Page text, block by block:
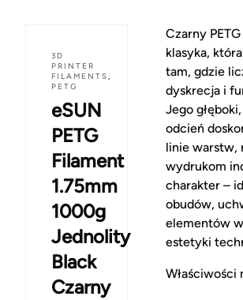
3D
PRINTER
FILAMENTS,
PETG
eSUN
PETG
Filament
1.75mm
1000g
Jednolity
Black
Czarny
Czarny
klasyka,
tam, gdzie
dyskrecja i
Jego
odcień
linie warstw,
wydrukom
charakter –
obudów,
elementów
estetyki
Właściwości